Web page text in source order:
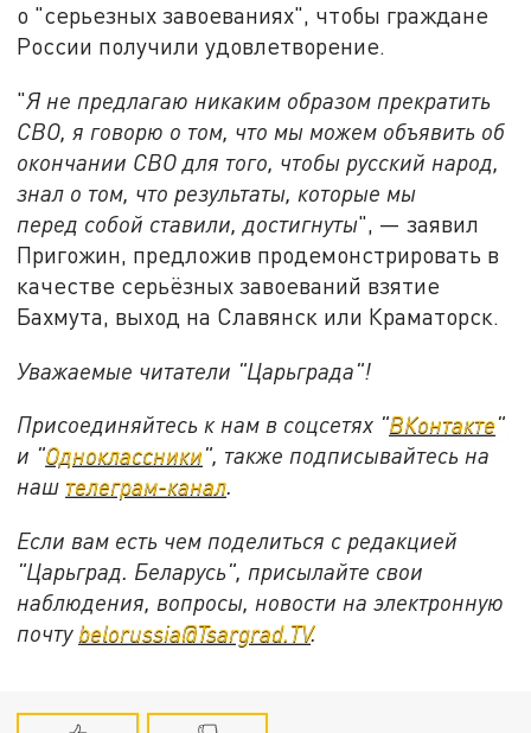
о "серьезных завоеваниях", чтобы граждане
России получили удовлетворение.
"Я не предлагаю никаким образом прекратить
СВО, я говорю о том, что мы можем объявить об
окончании СВО для того, чтобы русский народ,
знал о том, что результаты, которые мы
перед собой ставили, достигнуты", — заявил
Пригожин, предложив продемонстрировать в
качестве серьёзных завоеваний взятие
Бахмута, выход на Славянск или Краматорск.
Уважаемые читатели "Царьграда"!
Присоединяйтесь к нам в соцсетях "ВКонтакте"
и "Одноклассники", также подписывайтесь на
наш телеграм-канал.
Если вам есть чем поделиться с редакцией
"Царьград. Беларусь", присылайте свои
наблюдения, вопросы, новости на электронную
почту belorussia@Tsargrad.TV.